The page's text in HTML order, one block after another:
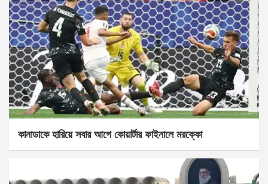
কানাডাকে হারিয়ে সবার আগে কোয়ার্টার ফাইনালে মরক্কো